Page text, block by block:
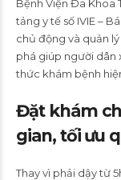
Bệnh Viện Đa Khoa
tảng y tế số IVIE –
chủ động và quản
phá giúp người dân
thức khám bệnh
Đặt khám
gian, tối ưu
Thay vì phải dậy từ